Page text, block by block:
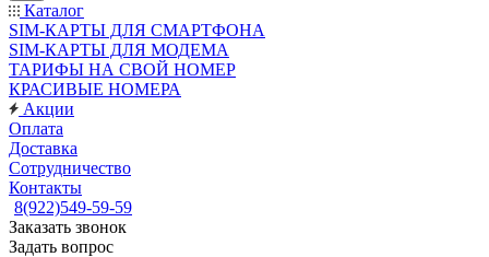
Каталог
SIM-КАРТЫ ДЛЯ СМАРТФОНА
SIM-КАРТЫ ДЛЯ МОДЕМА
ТАРИФЫ НА СВОЙ НОМЕР
КРАСИВЫЕ НОМЕРА
Акции
Оплата
Доставка
Сотрудничество
Контакты
8(922)549-59-59
Заказать звонок
Задать вопрос